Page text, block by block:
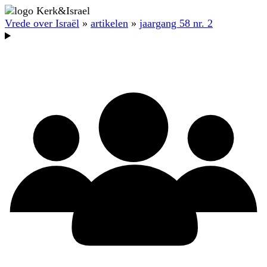
Vrede over Israël » artikelen » jaargang 58 nr. 2